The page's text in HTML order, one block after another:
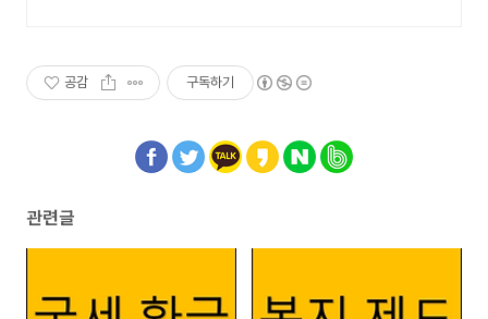
공감 구독하기
관련글